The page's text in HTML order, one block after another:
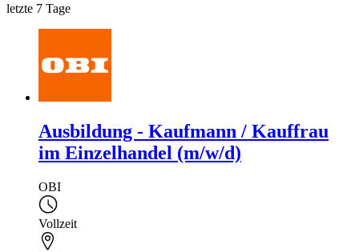
letzte 7 Tage
Ausbildung - Kaufmann / Kauffrau
im Einzelhandel (m/w/d)
OBI
Vollzeit